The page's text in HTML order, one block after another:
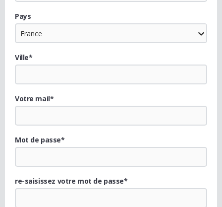
Pays
Ville*
Votre mail*
Mot de passe*
re-saisissez votre mot de passe*